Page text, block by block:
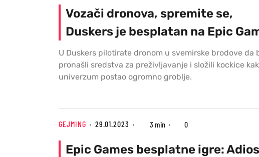
Vozači dronova, spremite se,
Duskers je besplatan na Epic
U Duskers pilotirate dronom u svemirske brodove da
pronašli sredstva za preživljavanje i složili kockice
univerzum postao ogromno groblje.
GEJMING 29.01.2023 3 min 0
Epic Games besplatne igre: